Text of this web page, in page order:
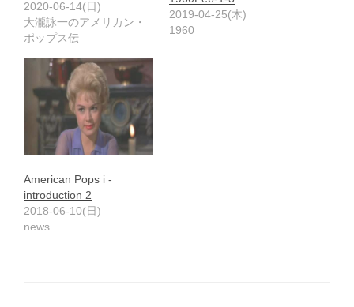
2020-06-14(日)
大瀧詠一のアメリカン・
ポップス伝
2019-04-25(木)
1960
American Pops i -
introduction 2
2018-06-10(日)
news